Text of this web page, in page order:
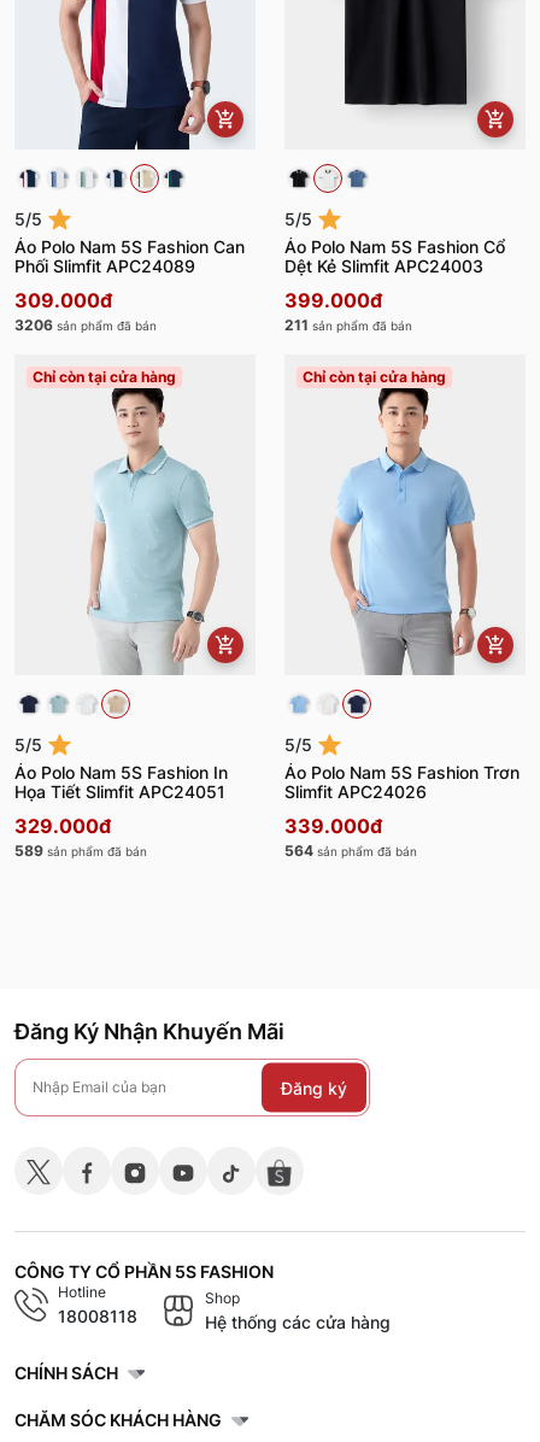
5/5
Áo Polo Nam 5S Fashion Can
Phối Slimfit APC24089
309.000đ
3206 sản phẩm đã bán
5/5
Áo Polo Nam 5S Fashion Cổ
Dệt Kẻ Slimfit APC24003
399.000đ
211 sản phẩm đã bán
Chỉ còn tại cửa hàng
5/5
Áo Polo Nam 5S Fashion In
Họa Tiết Slimfit APC24051
329.000đ
589 sản phẩm đã bán
Chỉ còn tại cửa hàng
5/5
Áo Polo Nam 5S Fashion Trơn
Slimfit APC24026
339.000đ
564 sản phẩm đã bán
Đăng Ký Nhận Khuyến Mãi
Đăng ký
CÔNG TY CỔ PHẦN 5S FASHION
Hotline
18008118
Shop
Hệ thống các cửa hàng
CHÍNH SÁCH
CHĂM SÓC KHÁCH HÀNG